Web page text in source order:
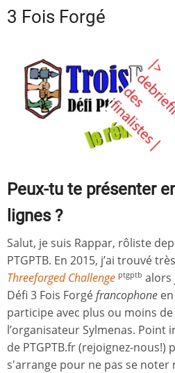
3 Fois Forgé
Peux-tu te présenter
lignes ?
Salut, je suis Rappar, rôliste
PTGPTB. En 2015, j’ai trouvé
Threeforged Challenge ptgptb alors
Défi 3 Fois Forgéfrancophone
participe avec plus ou moins
l’organisateur Sylmenas.
de PTGPTB.fr (rejoignez-
s'arrange pour ne pas se noter